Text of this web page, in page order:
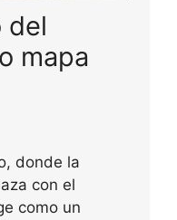
del
mapa
donde la
con el
como un